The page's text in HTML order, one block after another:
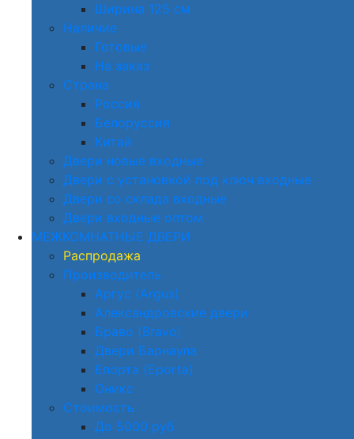
Ширина 125 см
Наличие
Готовые
На заказ
Страна
Россия
Белоруссия
Китай
Двери новые входные
Двери с установкой под ключ входные
Двери со склада входные
Двери входные оптом
МЕЖКОМНАТНЫЕ ДВЕРИ
Распродажа
Производитель
Аргус (Argus)
Александровские двери
Браво (Bravo)
Двери Барнаула
Епорта (Eporta)
Оникс
Стоимость
До 5000 руб